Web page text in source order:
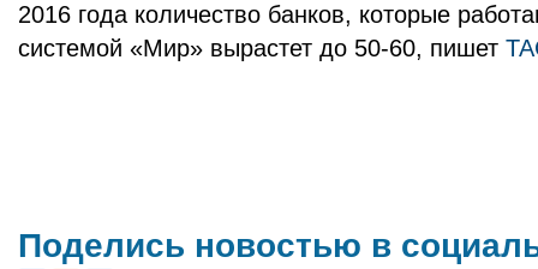
2016 года количество банков, которые
системой «Мир» вырастет до 50-60, пишет
Поделись новостью в